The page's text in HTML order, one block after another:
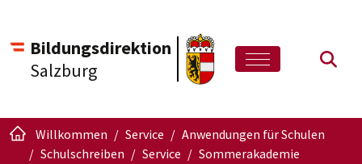
Bildungsdirektion
Salzburg
Willkommen Service
Anwendungen für Schulen
Schulschreiben
Service
Sommerakademie